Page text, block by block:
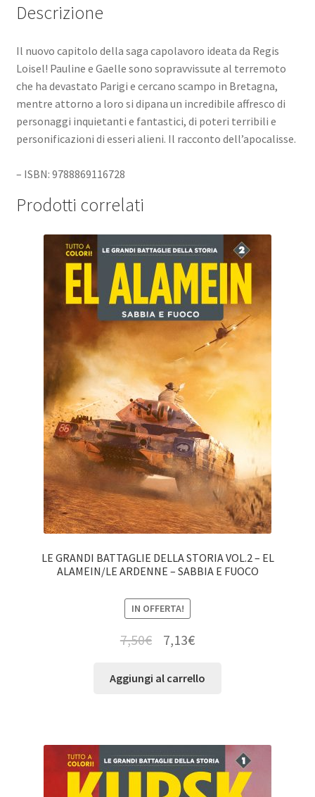
Descrizione
Il nuovo capitolo della saga capolavoro ideata da Regis
Loisel! Pauline e Gaelle sono sopravvissute al terremoto
che ha devastato Parigi e cercano scampo in Bretagna,
mentre attorno a loro si dipana un incredibile affresco di
personaggi inquietanti e fantastici, di poteri terribili e
personificazioni di esseri alieni. Il racconto dell’apocalisse.
– ISBN: 9788869116728
Prodotti correlati
LE GRANDI BATTAGLIE DELLA STORIA VOL.2 – EL
ALAMEIN/LE ARDENNE – SABBIA E FUOCO
IN OFFERTA!
7,50€ 7,13€
Aggiungi al carrello